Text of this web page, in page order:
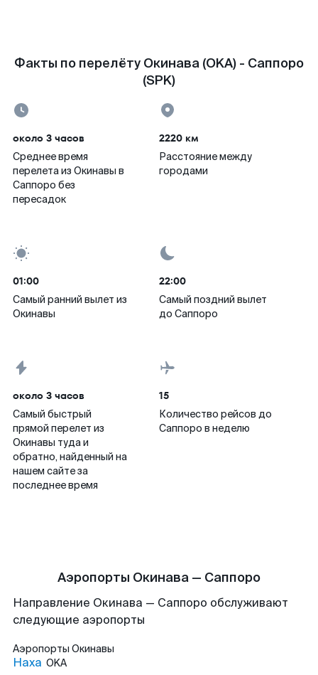
Факты по перелёту Окинава (OKA) - Саппоро
(SPK)
около 3 часов
Среднее время
перелета из Окинавы в
Саппоро без
пересадок
2220 км
Расстояние между
городами
01:00
Самый ранний вылет из
Окинавы
22:00
Самый поздний вылет
до Саппоро
около 3 часов
Самый быстрый
прямой перелет из
Окинавы туда и
обратно, найденный на
нашем сайте за
последнее время
15
Количество рейсов до
Саппоро в неделю
Аэропорты Окинава — Саппоро
Направление Окинава — Саппоро обслуживают
следующие аэропорты
Аэропорты Окинавы
Наха OKA